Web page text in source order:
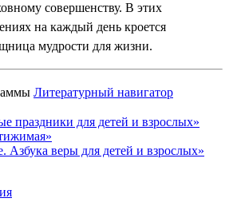
совершенству. В этих
на каждый день кроется
мудрости для жизни.
Литературный навигатор
праздники для детей и взрослых»
Азбука веры для детей и взрослых»